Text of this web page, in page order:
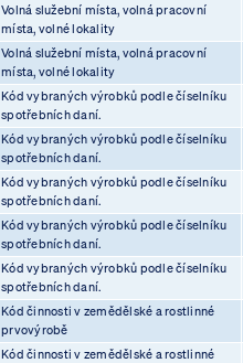
Volná služební místa, volná pracovní
místa, volné lokality
Volná služební místa, volná pracovní
místa, volné lokality
Kód vybraných výrobků podle číselníku
spotřebních daní.
Kód vybraných výrobků podle číselníku
spotřebních daní.
Kód vybraných výrobků podle číselníku
spotřebních daní.
Kód vybraných výrobků podle číselníku
spotřebních daní.
Kód vybraných výrobků podle číselníku
spotřebních daní.
Kód činnosti v zemědělské a rostlinné
prvovýrobě
Kód činnosti v zemědělské a rostlinné